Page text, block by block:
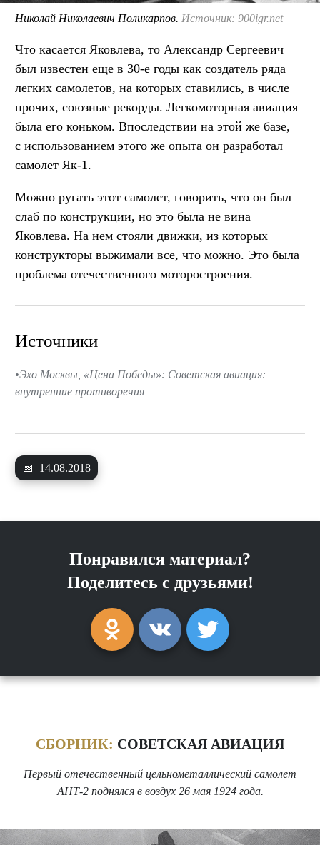
Николай Николаевич Поликарпов. Источник: 900igr.net
Что касается Яковлева, то Александр Сергеевич
был известен еще в 30-е годы как создатель ряда
легких самолетов, на которых ставились, в числе
прочих, союзные рекорды. Легкомоторная авиация
была его коньком. Впоследствии на этой же базе,
с использованием этого же опыта он разработал
самолет Як-1.
Можно ругать этот самолет, говорить, что он был
слаб по конструкции, но это была не вина
Яковлева. На нем стояли движки, из которых
конструкторы выжимали все, что можно. Это была
проблема отечественного моторостроения.
📅 14.08.2018
Источники
Эхо Москвы, «Цена Победы»: Советская авиация:
внутренние противоречия
Понравился материал?
Поделитесь с друзьями!
СБОРНИК: СОВЕТСКАЯ АВИАЦИЯ
Первый отечественный цельнометаллический самолет
АНТ-2 поднялся в воздух 26 мая 1924 года.